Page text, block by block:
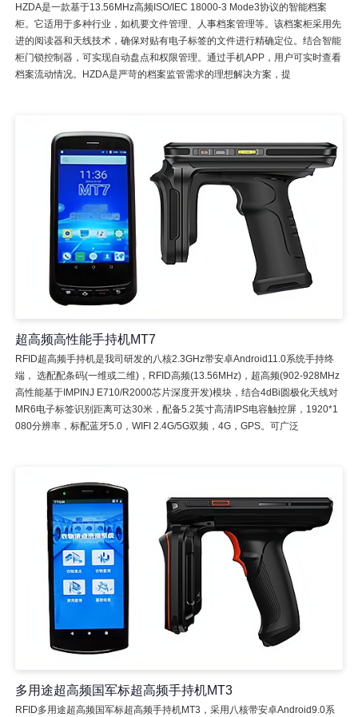
HZDA是一款基于13.56MHz高频ISO/IEC 18000-3 Mode3协议的智能档案
柜。它适用于多种行业，如机要文件管理、人事档案管理等。该档案柜采用先
进的阅读器和天线技术，确保对贴有电子标签的文件进行精确定位。结合智能
柜门锁控制器，可实现自动盘点和权限管理。通过手机APP，用户可实时查看
档案流动情况。HZDA是严苛的档案监管需求的理想解决方案，提
超高频高性能手持机MT7
RFID超高频手持机是我司研发的八核2.3GHz带安卓Android11.0系统手持终
端， 选配配条码(一维或二维)，RFID高频(13.56MHz)，超高频(902-928MHz
高性能基于IMPINJ E710/R2000芯片深度开发)模块，结合4dBi圆极化天线对
MR6电子标签识别距离可达30米，配备5.2英寸高清IPS电容触控屏，1920*1
080分辨率，标配蓝牙5.0，WIFI 2.4G/5G双频，4G，GPS。可广泛
多用途超高频国军标超高频手持机MT3
RFID多用途超高频国军标超高频手持机MT3，采用八核带安卓Android9.0系